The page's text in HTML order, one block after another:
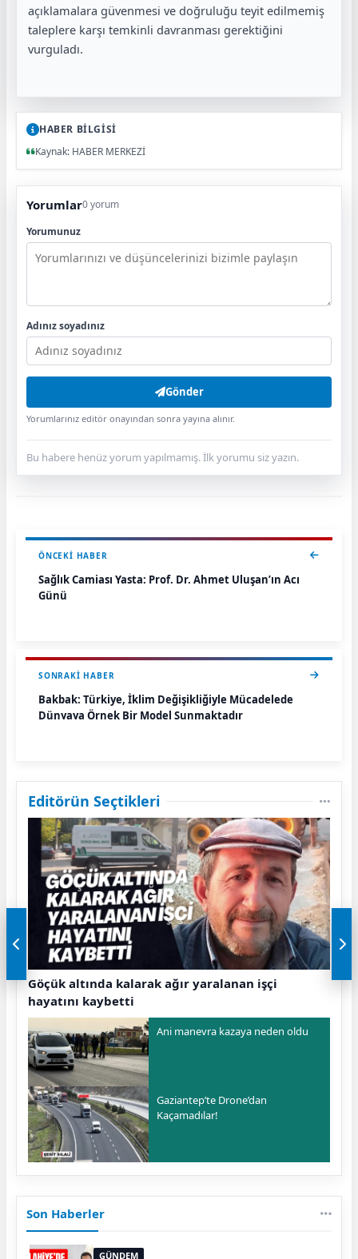
açıklamalara güvenmesi ve doğruluğu teyit edilmemiş
taleplere karşı temkinli davranması gerektiğini
vurguladı.
HABER BİLGİSİ
Kaynak: HABER MERKEZİ
Yorumlar0 yorum
Yorumunuz
Adınız soyadınız
Gönder
Yorumlarınız editör onayından sonra yayına alınır.
Bu habere henüz yorum yapılmamış. İlk yorumu siz yazın.
ÖNCEKI HABER
Sağlık Camiası Yasta: Prof. Dr. Ahmet Uluşan’ın Acı
Günü
SONRAKI HABER
Bakbak: Türkiye, İklim Değişikliğiyle Mücadelede
Dünyaya Örnek Bir Model Sunmaktadır
Editörün Seçtikleri
Göçük altında kalarak ağır yaralanan işçi
hayatını kaybetti
Ani manevra kazaya neden oldu
Gaziantep’te Drone’dan
Kaçamadılar!
Son Haberler
GÜNDEM